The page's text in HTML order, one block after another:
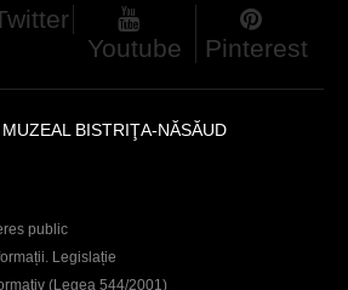
Youtube
Pinterest
BISTRIŢA-NĂSĂUD
public
Legislație
(Legea 544/2001)